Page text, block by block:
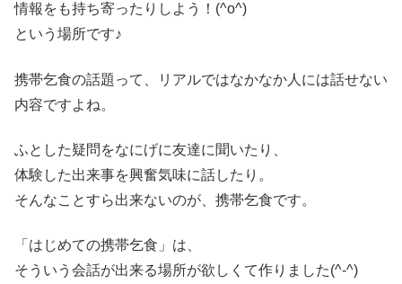
情報をも持ち寄ったりしよう！(^o^)
という場所です♪
携帯乞食の話題って、リアルではなかなか人には話せない
内容ですよね。
ふとした疑問をなにげに友達に聞いたり、
体験した出来事を興奮気味に話したり。
そんなことすら出来ないのが、携帯乞食です。
「はじめての携帯乞食」は、
そういう会話が出来る場所が欲しくて作りました(^-^)